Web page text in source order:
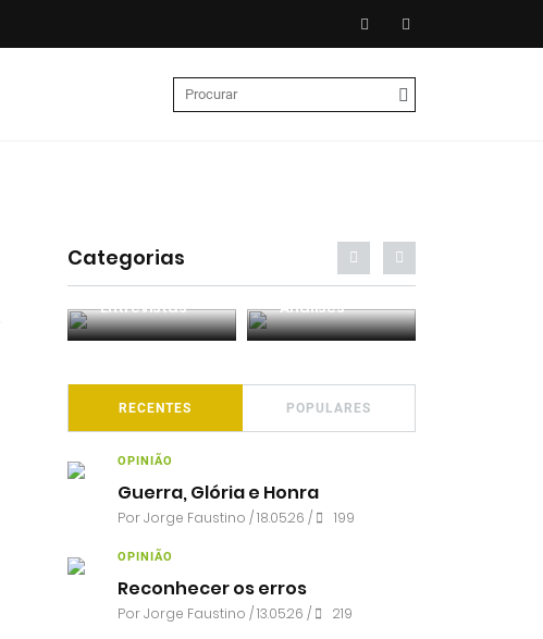
Categorias
Entrevistas Análises
RECENTES POPULARES
OPINIÃO
Guerra, Glória e Honra
PorJorge Faustino / 18.05.26 / 199
OPINIÃO
Reconhecer os erros
PorJorge Faustino / 13.05.26 / 219